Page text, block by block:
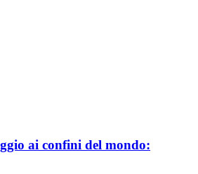
ai confini del mondo: